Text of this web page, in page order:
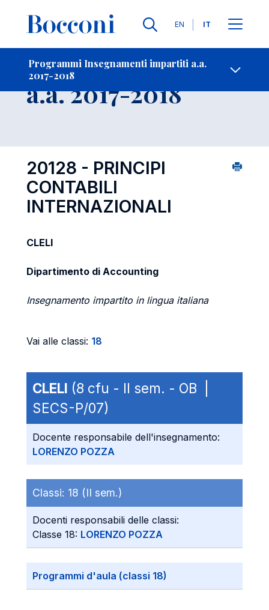
Lingue
EN IT
Programmi Insegnamenti impartiti a.a.
2017-2018
-
Insegnamento
a.a. 2017-2018
20128 - PRINCIPI
CONTABILI
INTERNAZIONALI
CLELI
Dipartimento di Accounting
Insegnamento impartito in lingua italiana
Vai alle classi: 18
CLELI (8 cfu - II sem. - OB |
SECS-P/07)
Docente responsabile dell'insegnamento:
LORENZO POZZA
Classi: 18 (II sem.)
Docenti responsabili delle classi:
Classe 18: LORENZO POZZA
Programmi d'aula (classi 18)